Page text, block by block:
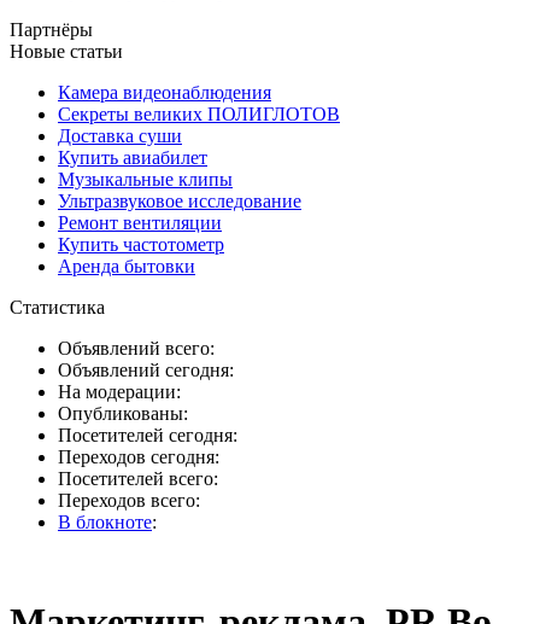
Партнёры
Новые статьи
Камера видеонаблюдения
Секреты великих ПОЛИГЛОТОВ
Доставка суши
Купить авиабилет
Музыкальные клипы
Ультразвуковое исследование
Ремонт вентиляции
Купить частотометр
Аренда бытовки
Статистика
Объявлений всего:
Объявлений сегодня:
На модерации:
Опубликованы:
Посетителей сегодня:
Переходов сегодня:
Посетителей всего:
Переходов всего:
В блокноте: